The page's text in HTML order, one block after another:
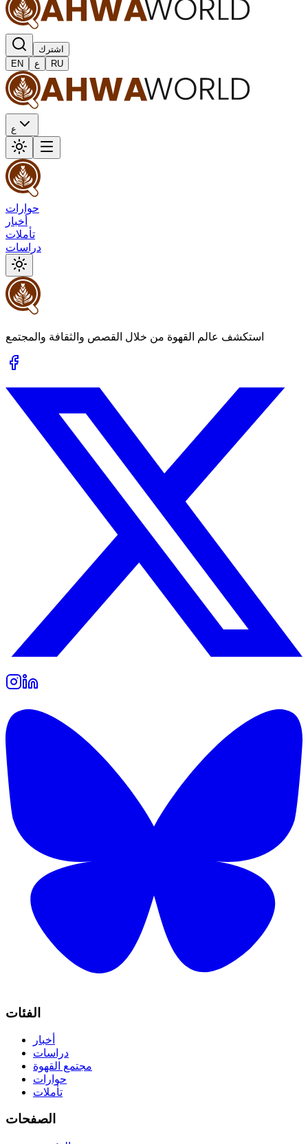
اشترك
EN
ع RU
ع
حوارات
أخبار
تأملات
دراسات
استكشف عالم القهوة من خلال القصص والثقافة والمجتمع
الفئات
أخبار
دراسات
مجتمع القهوة
حوارات
تأملات
الصفحات